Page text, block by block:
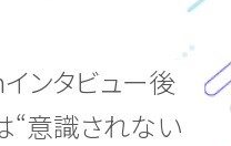
i
ンタビュー後
“意識されない